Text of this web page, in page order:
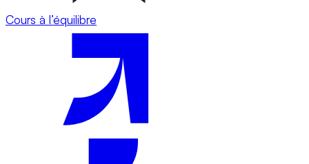
Cours à l’équilibre